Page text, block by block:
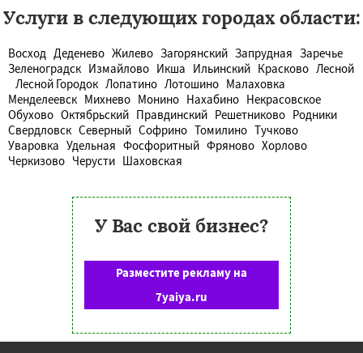
Услуги в следующих городах области:
Восход Деденево Жилево Загорянский Запрудная Заречье
Зеленоградск Измайлово Икша Ильинский Красково Лесной
Лесной Городок Лопатино Лотошино Малаховка
Менделеевск Михнево Монино Нахабино Некрасовское
Обухово Октябрьский Правдинский Решетниково Родники
Свердловск Северный Софрино Томилино Тучково
Уваровка Удельная Фосфоритный Фряново Хорлово
Черкизово Черусти Шаховская
У Вас свой бизнес?
Разместите рекламу на
7yaiya.ru